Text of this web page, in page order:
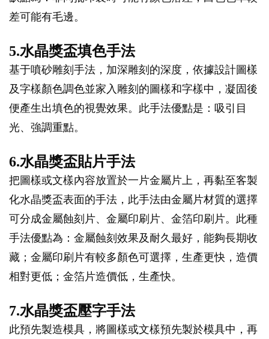
差可能有毛邊。
5.水晶獎盃填色手法
基于噴砂雕刻手法，加深雕刻的深度，依據設計圖樣
及字樣顏色調色並家入雕刻的圖樣和字樣中，凝固後
便產生出填色的視覺效果。此手法優點是：吸引目
光、強調重點。
6.水晶獎盃貼片手法
把圖樣或文樣內容放置於一片金屬片上，再黏至客製
化水晶獎盃表面的手法，此手法由金屬片材質的選擇
可分成金屬蝕刻片、金屬印刷片、金箔印刷片。此種
手法優點為：金屬蝕刻效果及耐久最好，能夠長期收
藏；金屬印刷片有較多顏色可選擇，生產更快，造價
相對更低；金箔片造價低，生產快。
7.水晶獎盃壓字手法
此預先製造模具，將圖樣或文樣預先製於模具中，再